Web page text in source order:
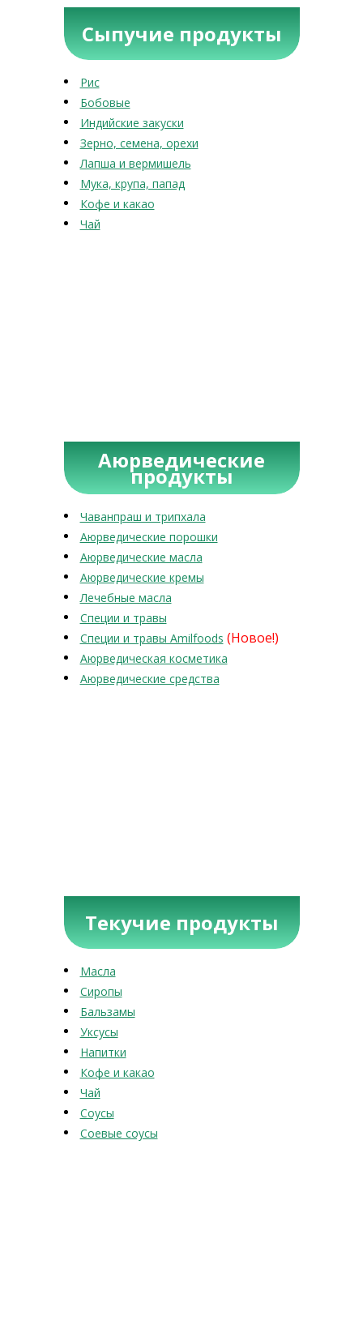
Сыпучие продукты
Рис
Бобовые
Индийские закуски
Зерно, семена, орехи
Лапша и вермишель
Мука, крупа, папад
Кофе и какао
Чай
Аюрведические
продукты
Чаванпраш и трипхала
Аюрведические порошки
Аюрведические масла
Аюрведические кремы
Лечебные масла
Специи и травы
Специи и травы Amilfoods (Новое!)
Аюрведическая косметика
Аюрведические средства
Текучие продукты
Масла
Сиропы
Бальзамы
Уксусы
Напитки
Кофе и какао
Чай
Соусы
Соевые соусы